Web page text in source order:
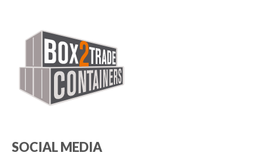
SOCIAL MEDIA
Nederlands